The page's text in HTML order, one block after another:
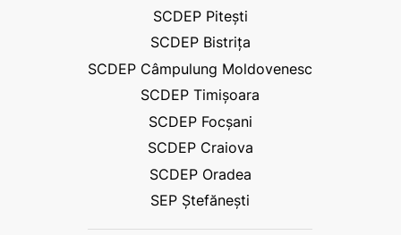
SCDEP Pitești
SCDEP Bistrița
SCDEP Câmpulung Moldovenesc
SCDEP Timișoara
SCDEP Focșani
SCDEP Craiova
SCDEP Oradea
SEP Ștefănești